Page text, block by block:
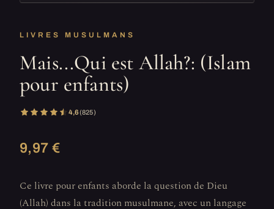
LIVRES MUSULMANS
Mais...Qui est Allah?: (Islam
pour enfants)
4,6(825)
9,97 €
Ce livre pour enfants aborde la question de Dieu
(Allah) dans la tradition musulmane, avec un langage